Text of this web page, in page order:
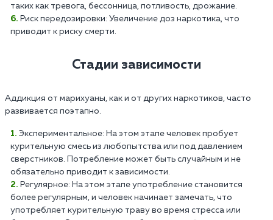
таких как тревога, бессонница, потливость, дрожание.
Риск передозировки: Увеличение доз наркотика, что
приводит к риску смерти.
Стадии зависимости
Аддикция от марихуаны, как и от других наркотиков, часто
развивается поэтапно.
Экспериментальное: На этом этапе человек пробует
курительную смесь из любопытства или под давлением
сверстников. Потребление может быть случайным и не
обязательно приводит к зависимости.
Регулярное: На этом этапе употребление становится
более регулярным, и человек начинает замечать, что
употребляет курительную траву во время стресса или